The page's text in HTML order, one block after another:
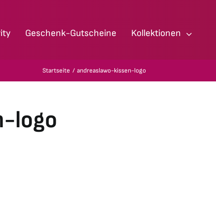
Geschenk-Gutscheine Kollektionen
Startseite andreaslawo-kissen-logo
logo